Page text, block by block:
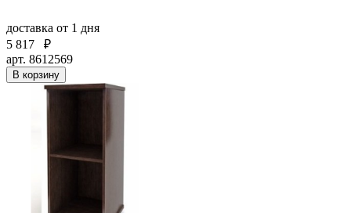
доставка от 1 дня
5 817
₽
арт. 8612569
В корзину